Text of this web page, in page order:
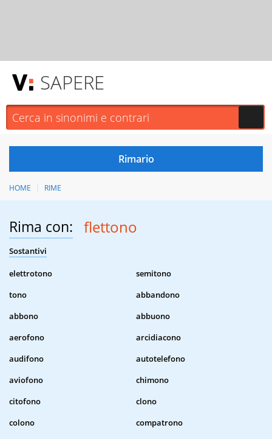
SAPERE
HOME RIME
Rima con: flettono
Sostantivi
elettrotono
semitono
tono
abbandono
abbono
abbuono
aerofono
arcidiacono
audifono
autotelefono
aviofono
chimono
citofono
clono
colono
compatrono